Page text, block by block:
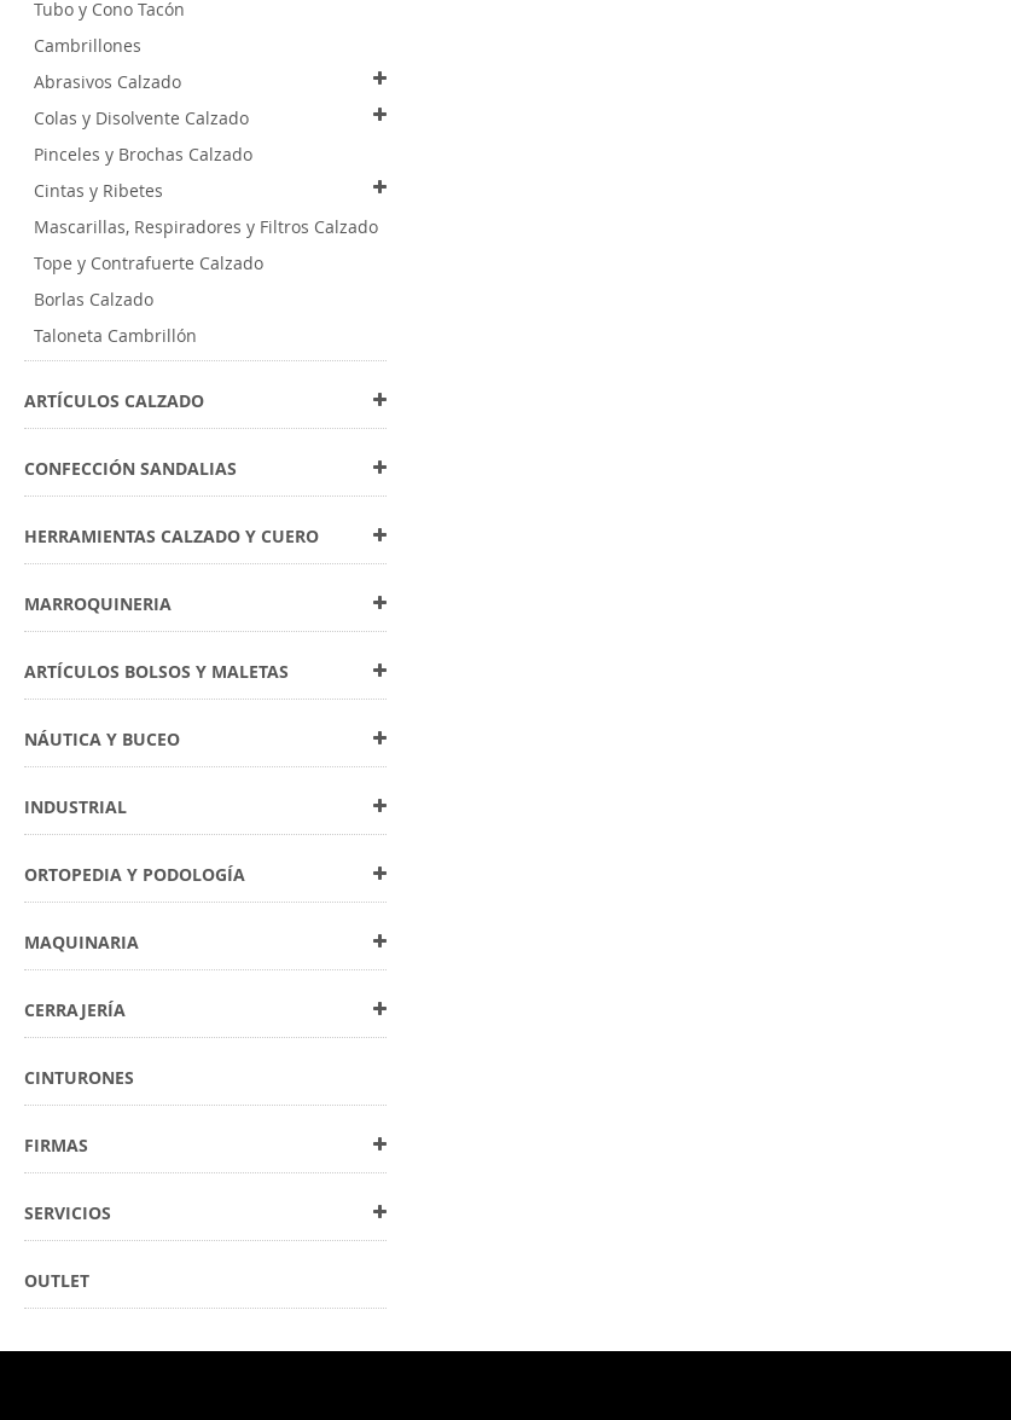
Tubo y Cono Tacón
Cambrillones
Abrasivos Calzado
Colas y Disolvente Calzado
Pinceles y Brochas Calzado
Cintas y Ribetes
Mascarillas, Respiradores y Filtros Calzado
Tope y Contrafuerte Calzado
Borlas Calzado
Taloneta Cambrillón
ARTÍCULOS CALZADO
CONFECCIÓN SANDALIAS
HERRAMIENTAS CALZADO Y CUERO
MARROQUINERIA
ARTÍCULOS BOLSOS Y MALETAS
NÁUTICA Y BUCEO
INDUSTRIAL
ORTOPEDIA Y PODOLOGÍA
MAQUINARIA
CERRAJERÍA
CINTURONES
FIRMAS
SERVICIOS
OUTLET